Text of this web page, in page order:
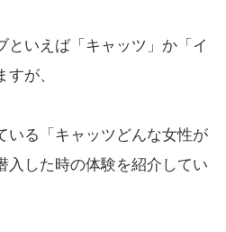
といえば「キャッツ」か「イ
が、
いる「キャッツどんな女性が
入した時の体験を紹介してい